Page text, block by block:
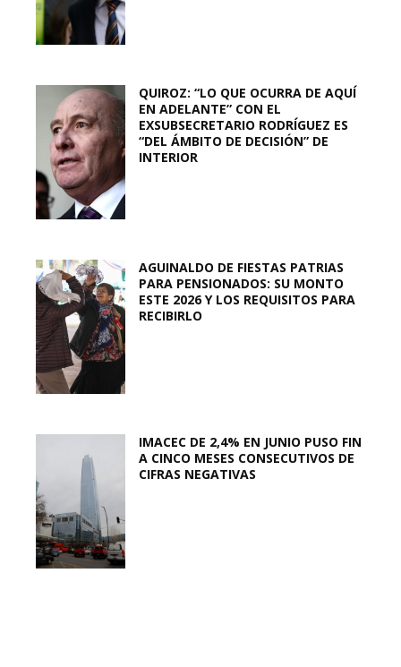
QUIROZ: “LO QUE OCURRA DE AQUÍ
EN ADELANTE” CON EL
EXSUBSECRETARIO RODRÍGUEZ ES
“DEL ÁMBITO DE DECISIÓN” DE
INTERIOR
AGUINALDO DE FIESTAS PATRIAS
PARA PENSIONADOS: SU MONTO
ESTE 2026 Y LOS REQUISITOS PARA
RECIBIRLO
IMACEC DE 2,4% EN JUNIO PUSO FIN
A CINCO MESES CONSECUTIVOS DE
CIFRAS NEGATIVAS